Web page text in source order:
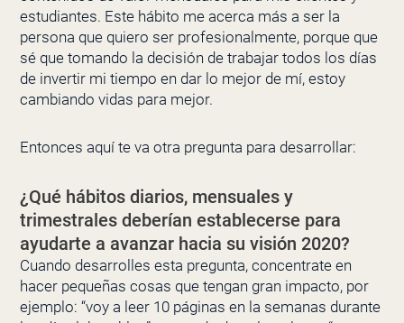
estudiantes. Este hábito me acerca más a ser la
persona que quiero ser profesionalmente, porque que
sé que tomando la decisión de trabajar todos los días
de invertir mi tiempo en dar lo mejor de mí, estoy
cambiando vidas para mejor.
Entonces aquí te va otra pregunta para desarrollar:
¿Qué hábitos diarios, mensuales y
trimestrales deberían establecerse para
ayudarte a avanzar hacia su visión 2020?
Cuando desarrolles esta pregunta, concentrate en
hacer pequeñas cosas que tengan gran impacto, por
ejemplo: “voy a leer 10 páginas en la semanas durante